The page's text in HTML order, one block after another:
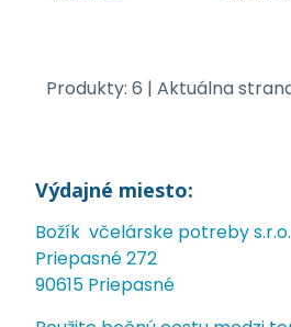
Produkty: 6 | Aktuálna
Výdajné miesto:
Božík včelárske potreby s.r.o.
Priepasné 272
90615 Priepasné